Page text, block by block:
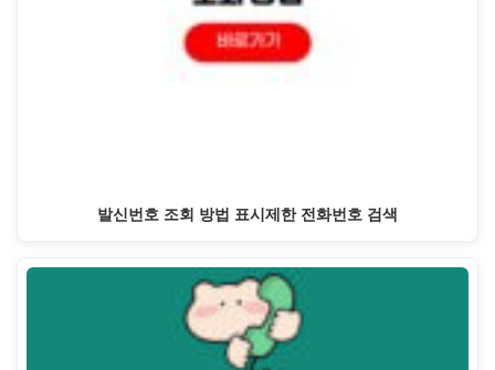
발신번호 조회 방법 표시제한 전화번호 검색